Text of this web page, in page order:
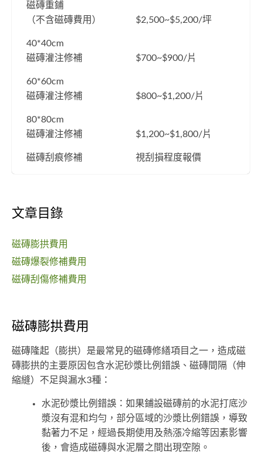
磁磚重鋪
（不含磁磚費用）
$2,500~$5,200/坪
40*40cm
磁磚灌注修補
$700~$900/片
60*60cm
磁磚灌注修補
$800~$1,200/片
80*80cm
磁磚灌注修補
$1,200~$1,800/片
磁磚刮痕修補 視刮損程度報價
文章目錄
磁磚膨拱費用
磁磚爆裂修補費用
磁磚刮傷修補費用
磁磚膨拱費用
磁磚隆起（膨拱）是最常見的磁磚修繕項目之一，造成磁
磚膨拱的主要原因包含水泥砂漿比例錯誤、磁磚間隔（伸
縮縫）不足與漏水3種：
水泥砂漿比例錯誤：如果鋪設磁磚前的水泥打底沙
漿沒有混和均勻，部分區域的沙漿比例錯誤，導致
黏著力不足，經過長期使用及熱漲冷縮等因素影響
後，會造成磁磚與水泥層之間出現空隙。